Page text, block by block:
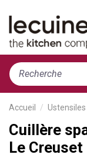
Accueil
Cuillère
Le Creuset